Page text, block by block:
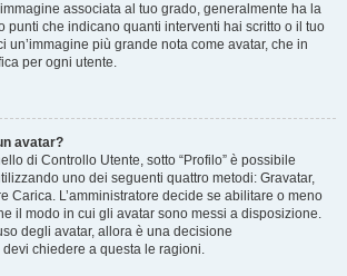
associata al tuo grado, generalmente ha la
punti che indicano quanti interventi hai scritto o il tuo
un’immagine più grande nota come avatar, che in
per ogni utente.
avatar?
di Controllo Utente, sotto “Profilo” è possibile
uno dei seguenti quattro metodi: Gravatar,
Carica. L’amministratore decide se abilitare o meno
il modo in cui gli avatar sono messi a disposizione.
degli avatar, allora è una decisione
devi chiedere a questa le ragioni.